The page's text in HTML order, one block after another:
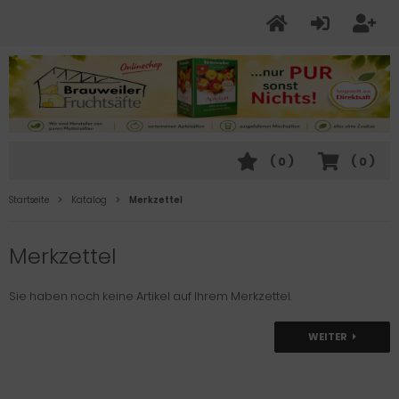
( 0 )
( 0 )
Startseite Katalog Merkzettel
Merkzettel
Sie haben noch keine Artikel auf Ihrem Merkzettel.
WEITER